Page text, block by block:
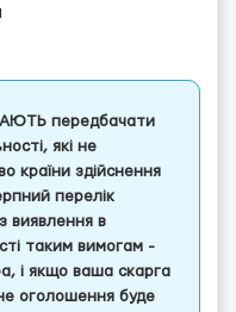
передбачати
які не
країни здійснення
перелік
виявлення в
таким вимогам -
і якщо ваша скарга
оголошення буде